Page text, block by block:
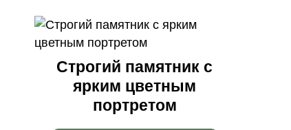
Строгий памятник с
ярким цветным
портретом